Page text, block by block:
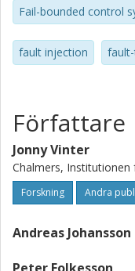
Fail-bounded control
fault injection
Författare
Jonny Vinter
Chalmers,
Forskning Andra
Andreas Johansson